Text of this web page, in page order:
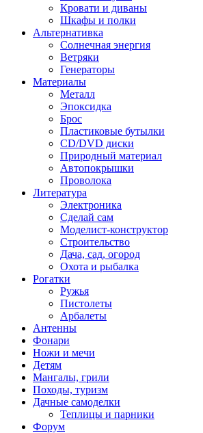
Кровати и диваны
Шкафы и полки
Альтернативка
Солнечная энергия
Ветряки
Генераторы
Материалы
Металл
Эпоксидка
Брос
Пластиковые бутылки
CD/DVD диски
Природный материал
Автопокрышки
Проволока
Литература
Электроника
Сделай сам
Моделист-конструктор
Строительство
Дача, сад, огород
Охота и рыбалка
Рогатки
Ружья
Пистолеты
Арбалеты
Антенны
Фонари
Ножи и мечи
Детям
Мангалы, грили
Походы, туризм
Дачные самоделки
Теплицы и парники
Форум